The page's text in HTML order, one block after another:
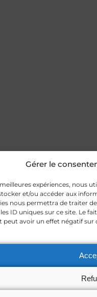
Gérer le
expériences, nous
et/ou accéder aux
nous permettra de traiter
ID uniques sur ce site. Le
peut avoir un effet négatif